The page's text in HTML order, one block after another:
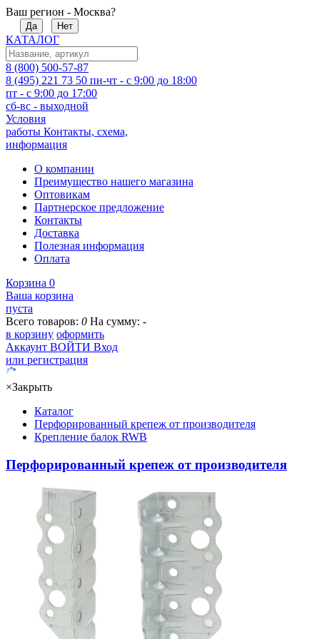
Ваш регион - Москва?
Да Нет
КАТАЛОГ
8 (800) 500-57-87
8 (495) 221 73 50 пн-чт - с 9:00 до 18:00
пт - с 9:00 до 17:00
сб-вс - выходной
Условия
работы Контакты, схема,
информация
О компании
Преимущество нашего магазина
Оптовикам
Партнерское предложение
Контакты
Доставка
Полезная информация
Оплата
Корзина 0
Ваша корзина
пуста
Всего товаров: 0 На сумму: -
в корзину оформить
Аккаунт ВОЙТИ Вход
или регистрация
×Закрыть
Каталог
Перфорированный крепеж от производителя
Крепление балок RWB
Перфорированный крепеж от производителя